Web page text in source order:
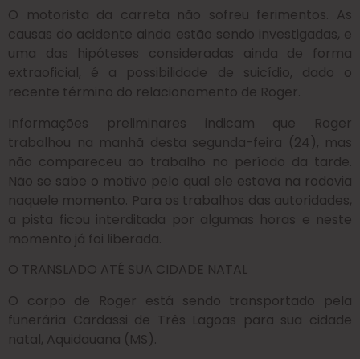
O motorista da carreta não sofreu ferimentos. As
causas do acidente ainda estão sendo investigadas, e
uma das hipóteses consideradas ainda de forma
extraoficial, é a possibilidade de suicídio, dado o
recente término do relacionamento de Roger.​
Informações preliminares indicam que Roger
trabalhou na manhã desta segunda-feira (24), mas
não compareceu ao trabalho no período da tarde.
Não se sabe o motivo pelo qual ele estava na rodovia
naquele momento. Para os trabalhos das autoridades,
a pista ficou interditada por algumas horas e neste
momento já foi liberada.
O TRANSLADO ATÉ SUA CIDADE NATAL
O corpo de Roger está sendo transportado pela
funerária Cardassi de Três Lagoas para sua cidade
natal, Aquidauana (MS).​